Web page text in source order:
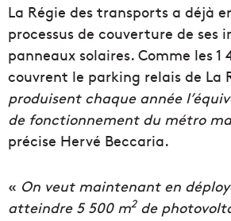
La Régie des transports a déjà
processus de couverture de ses
panneaux solaires. Comme les 1
couvrent le parking relais de La
produisent chaque année
de fonctionnement du métro
précise Hervé Beccaria.
« On veut maintenant en
atteindre 5 500 m2de